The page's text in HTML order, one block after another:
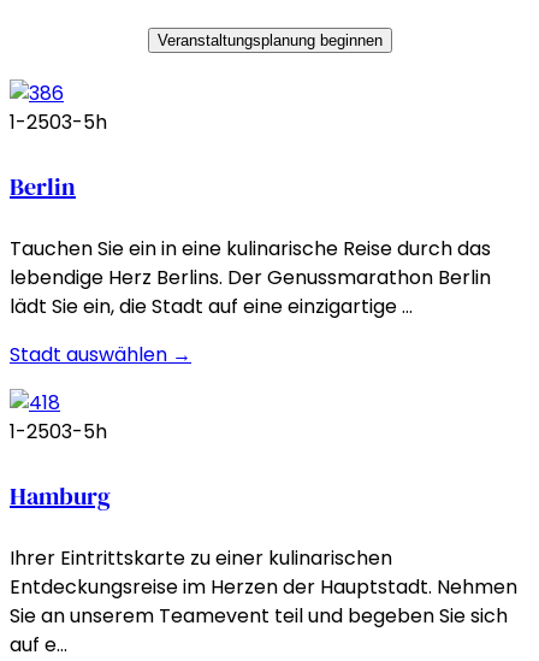
Veranstaltungsplanung beginnen
1-2503-5h
Berlin
Tauchen Sie ein in eine kulinarische Reise durch das
lebendige Herz Berlins. Der Genussmarathon Berlin
lädt Sie ein, die Stadt auf eine einzigartige …
Stadt auswählen →
1-2503-5h
Hamburg
Ihrer Eintrittskarte zu einer kulinarischen
Entdeckungsreise im Herzen der Hauptstadt. Nehmen
Sie an unserem Teamevent teil und begeben Sie sich
auf e…